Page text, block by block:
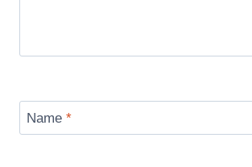
Name *